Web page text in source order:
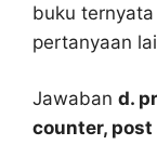
buku
pertanyaan
Jawaban d.
counter,